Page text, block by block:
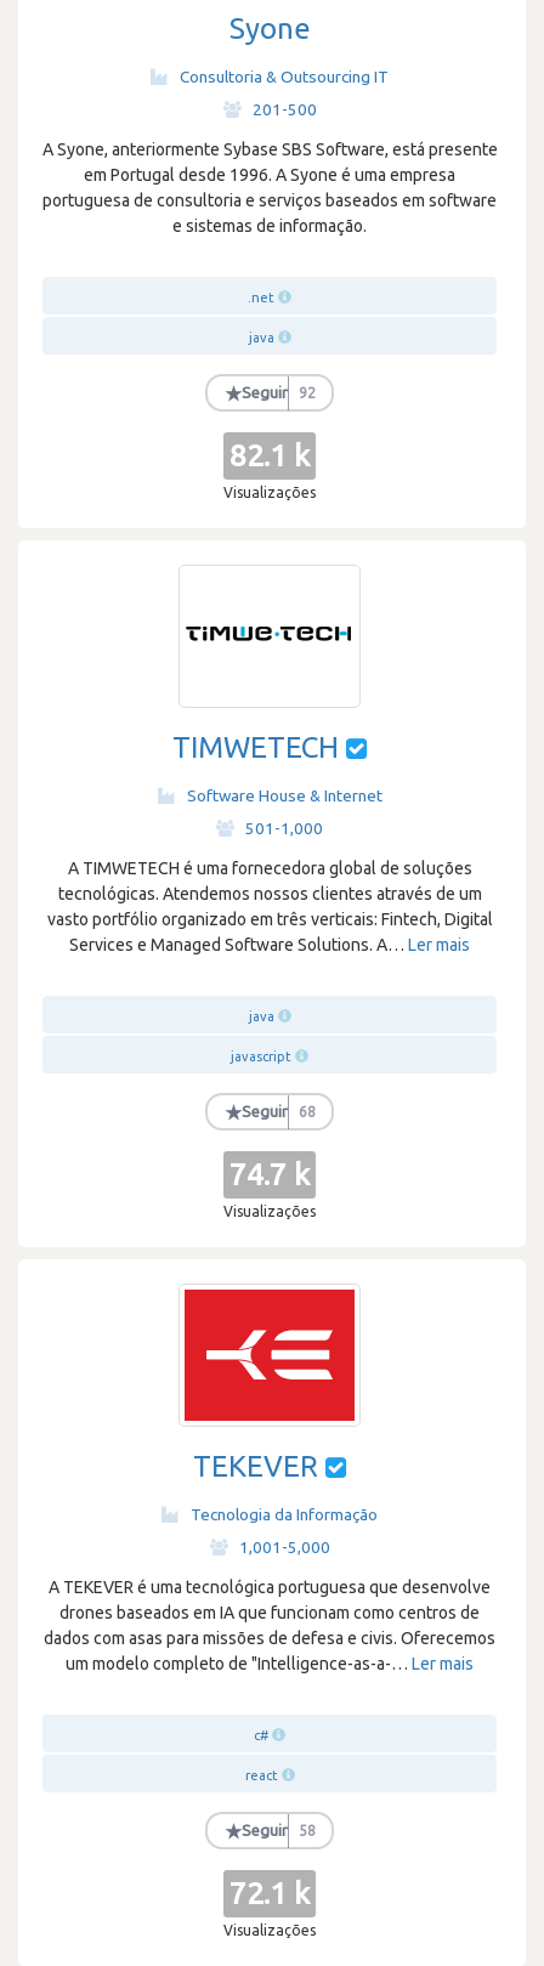
Syone
Consultoria & Outsourcing IT
201-500
A Syone, anteriormente Sybase SBS Software, está presente
em Portugal desde 1996. A Syone é uma empresa
portuguesa de consultoria e serviços baseados em software
e sistemas de informação.
.net
java
★Seguir 92
82.1 k
Visualizações
TIMWETECH
Software House & Internet
501-1,000
A TIMWETECH é uma fornecedora global de soluções
tecnológicas. Atendemos nossos clientes através de um
vasto portfólio organizado em três verticais: Fintech, Digital
Services e Managed Software Solutions. A… Ler mais
java
javascript
★Seguir 68
74.7 k
Visualizações
TEKEVER
Tecnologia da Informação
1,001-5,000
A TEKEVER é uma tecnológica portuguesa que desenvolve
drones baseados em IA que funcionam como centros de
dados com asas para missões de defesa e civis. Oferecemos
um modelo completo de "Intelligence-as-a-… Ler mais
c#
react
★Seguir 58
72.1 k
Visualizações